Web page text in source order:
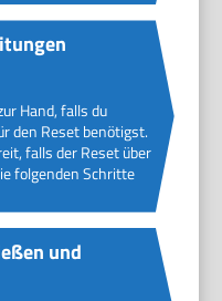
Hand, falls du
den Reset benötigst.
falls der Reset über
folgenden Schritte
und